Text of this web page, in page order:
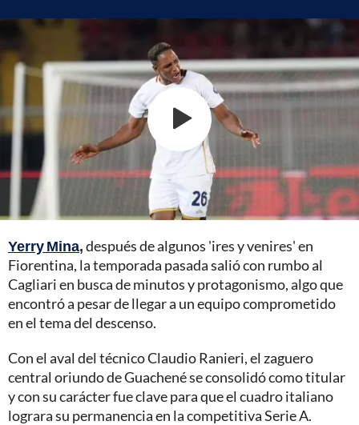
Yerry Mina,después de algunos 'ires y venires' en
Fiorentina, la temporada pasada salió con rumbo al
Cagliari en busca de minutos y protagonismo, algo que
encontró a pesar de llegar a un equipo comprometido
en el tema del descenso.
Con el aval del técnico Claudio Ranieri, el zaguero
central oriundo de Guachené se consolidó como titular
y con su carácter fue clave para que el cuadro italiano
lograra su permanencia en la competitiva Serie A.